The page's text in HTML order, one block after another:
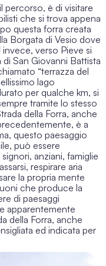
percorso, è di visitare
che si trova appena
questa forra creata
Borgata di Vesio dove
verso Pieve si
di San Giovanni Battista
“terrazza del
lago
per qualche km, si
tramite lo stesso
della Forra, anche
è a
questo paesaggio
può essere
anziani, famiglie
respirare aria
la propria mente
che produce la
di paesaggi
apparentemente
della Forra, anche
ed indicata per